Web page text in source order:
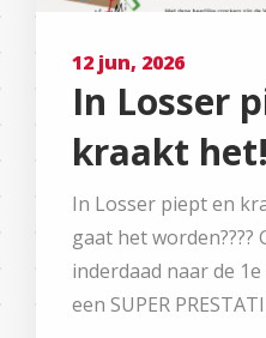
12 jun, 2026
In Losser
kraakt
In Losser piept en
gaat het worden????
inderdaad naar de
een SUPER